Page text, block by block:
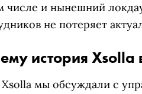
числе и нынешний
не потеряет
история Xsolla
мы обсуждали с